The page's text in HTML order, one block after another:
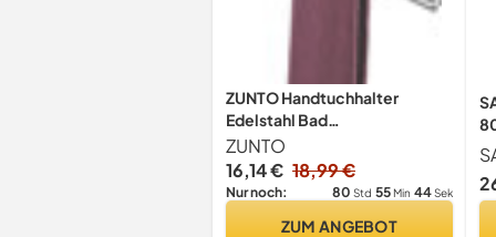
ZUNTO Handtuchhalter
Edelstahl Bad
Handtuchstange
Wandmontage Gebürstet 40
cm
ZUNTO
16,14 € 18,99 €
Nur noch: 80 Std 55Min 44Sek
ZUM ANGEBOT